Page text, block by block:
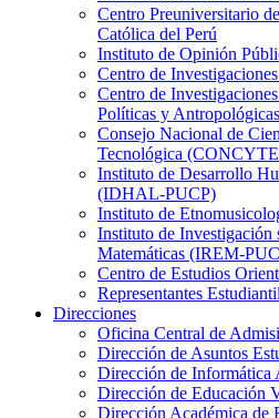
Centro Preuniversitario
Católica del Perú
Instituto de Opinión
Centro de
Centro de
Políticas y
Consejo Nacional de
Tecnológica
Instituto de Desarrollo
(IDHAL-PUCP)
Instituto de
Instituto de Investigación
Matemáticas (IREM-
Centro de Estudios
Representantes
Direcciones
Oficina Central de
Dirección de Asuntos
Dirección de Informática
Dirección de Educación
Dirección Académica de